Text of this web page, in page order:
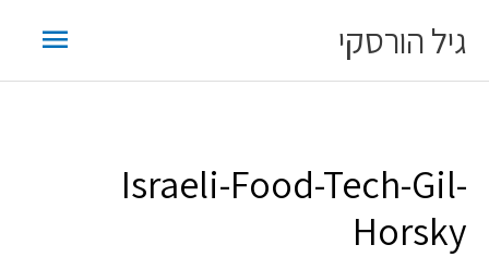
לתוכןגיל הורסקי
ראשי
Israeli-Food-Tech-Gil-
Horsky